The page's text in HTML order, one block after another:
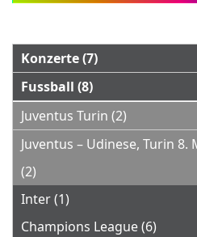
Konzerte (7)
Fussball (8)
Juventus Turin (2)
Juventus – Udinese, Turin 8.
(2)
Inter (1)
Champions League (6)